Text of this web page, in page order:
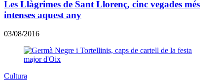
Les Llàgrimes de Sant Llorenç, cinc vegades més
intenses aquest any
03/08/2016
Cultura